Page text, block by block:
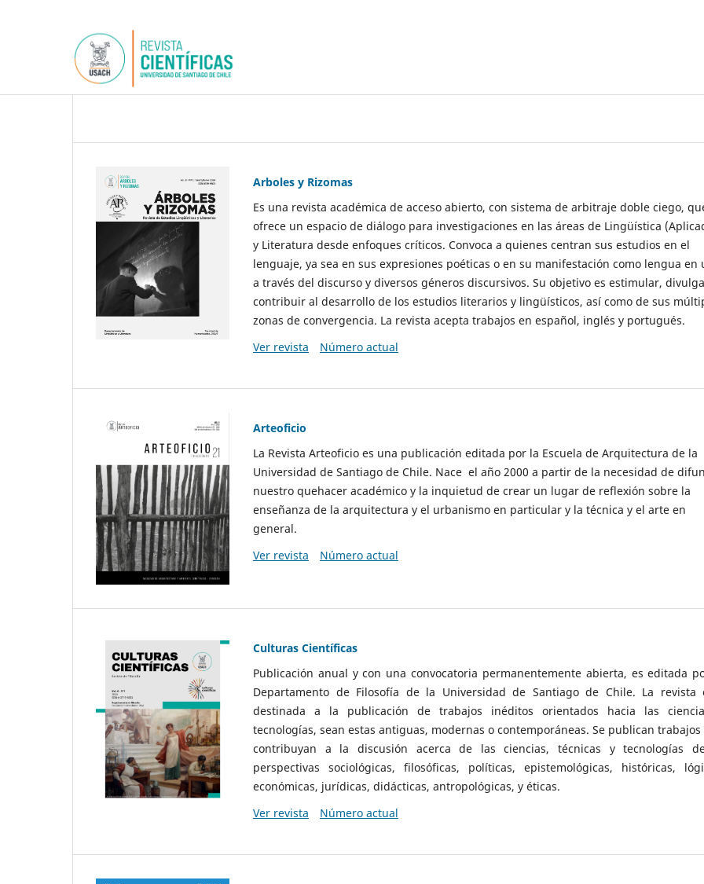
Arboles y Rizomas
Es una revista académica de acceso abierto, con sistema de arbitraje doble ciego,
ofrece un espacio de diálogo para investigaciones en las áreas de Lingüística
y Literatura desde enfoques críticos. Convoca a quienes centran sus estudios en el
lenguaje, ya sea en sus expresiones poéticas o en su manifestación como lengua en
a través del discurso y diversos géneros discursivos. Su objetivo es estimular,
contribuir al desarrollo de los estudios literarios y lingüísticos, así como de sus
zonas de convergencia. La revista acepta trabajos en español, inglés y portugués.
Ver revista
Número actual
Arteoficio
La Revista Arteoficio es una publicación editada por la Escuela de Arquitectura de la
Universidad de Santiago de Chile. Nace el año 2000 a partir de la necesidad de
nuestro quehacer académico y la inquietud de crear un lugar de reflexión sobre la
enseñanza de la arquitectura y el urbanismo en particular y la técnica y el arte en
general.
Ver revista
Número actual
Culturas Científicas
Publicación anual y con una convocatoria permanentemente abierta, es editada
Departamento de Filosofía de la Universidad de Santiago de Chile. La revista
destinada a la publicación de trabajos inéditos orientados hacia las
tecnologías, sean estas antiguas, modernas o contemporáneas. Se publican
contribuyan a la discusión acerca de las ciencias, técnicas y tecnologías
perspectivas sociológicas, filosóficas, políticas, epistemológicas, históricas,
económicas, jurídicas, didácticas, antropológicas, y éticas.
Ver revista
Número actual